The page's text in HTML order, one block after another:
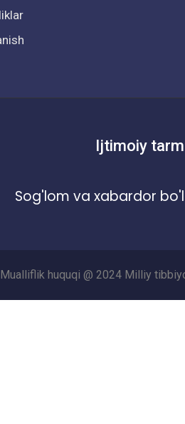
Ijtimoiy
Sog'lom va xabardor
Mualliflik huquqi @ 2024 Milliy